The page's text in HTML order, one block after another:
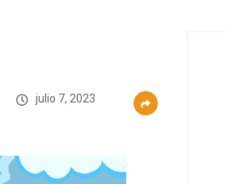
julio 7, 2023